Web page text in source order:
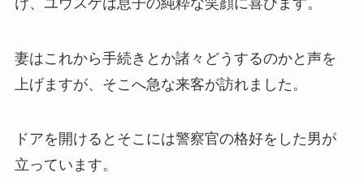
妻はこれから手続きとか諸々どうするのかと声を
上げますが、そこへ急な来客が訪れました。
ドアを開けるとそこには警察官の格好をした男が
立っています。